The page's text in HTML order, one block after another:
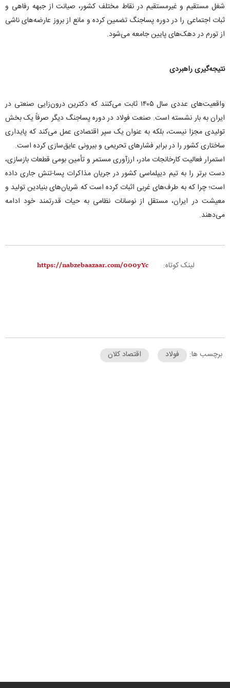
شغل مستقیم و غیرمستقیم در نقاط مختلف کشور، صیانت از جبهه رفاهی و
ثبات اجتماعی را در دوره پساجنگ تضمین کرده و مانع از بروز عارضه‌های ناشی
از تورم در دهک‌های پایین جامعه می‌شود.
نتیجه‌گیری راهبردی
واقعیت‌های عددی سال ۱۴۰۵ ثابت می‌کنند که دکترین درون‌زایی صنعتی در
ایران به بار نشسته است. صنعت فولاد در دوره پساجنگ دیگر صرفاً یک بخش
تولیدی مجزا نیست، بلکه به عنوان یک سپر اقتصادی عمل می‌کند که پایداری
ساختاری کشور را در برابر فشار‌های تحریمی و بیرونی عایق‌سازی کرده است.
استمرار فعالیت کارخانجات مادر، ارزآوری مستمر و تأمین بومی قطعات بازسازی،
دست برتر را به تیم دیپلماسی کشور در جریان مذاکرات پسا-تنش جاری داده
است؛ چرا که به طرف‌های غربی اثبات کرده است که شریان‌های بنیادین تولید و
معیشت در ایران، مستقل از نوسانات نظامی به حیات قدرتمند خود ادامه
می‌دهند.
لینک کوتاه:
برچسب ها: فولاد اقتصاد کلان